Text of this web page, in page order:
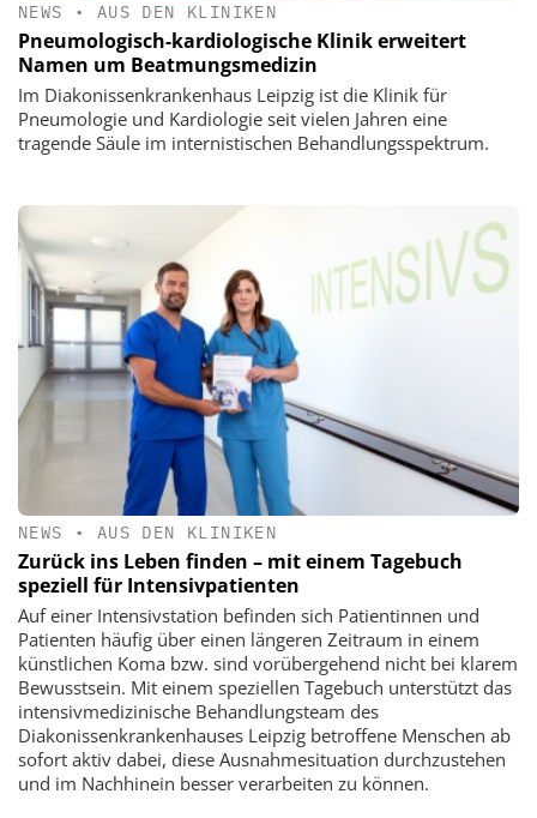
NEWS • AUS DEN KLINIKEN
Pneumologisch-kardiologische Klinik erweitert
Namen um Beatmungsmedizin
Im Diakonissenkrankenhaus Leipzig ist die Klinik für
Pneumologie und Kardiologie seit vielen Jahren eine
tragende Säule im internistischen Behandlungsspektrum.
NEWS • AUS DEN KLINIKEN
Zurück ins Leben finden – mit einem Tagebuch
speziell für Intensivpatienten
Auf einer Intensivstation befinden sich Patientinnen und
Patienten häufig über einen längeren Zeitraum in einem
künstlichen Koma bzw. sind vorübergehend nicht bei klarem
Bewusstsein. Mit einem speziellen Tagebuch unterstützt das
intensivmedizinische Behandlungsteam des
Diakonissenkrankenhauses Leipzig betroffene Menschen ab
sofort aktiv dabei, diese Ausnahmesituation durchzustehen
und im Nachhinein besser verarbeiten zu können.